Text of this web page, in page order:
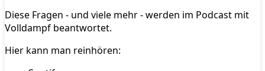
Diese Fragen - und viele mehr - werden im Podcast mit
Volldampf beantwortet.
Hier kann man reinhören: